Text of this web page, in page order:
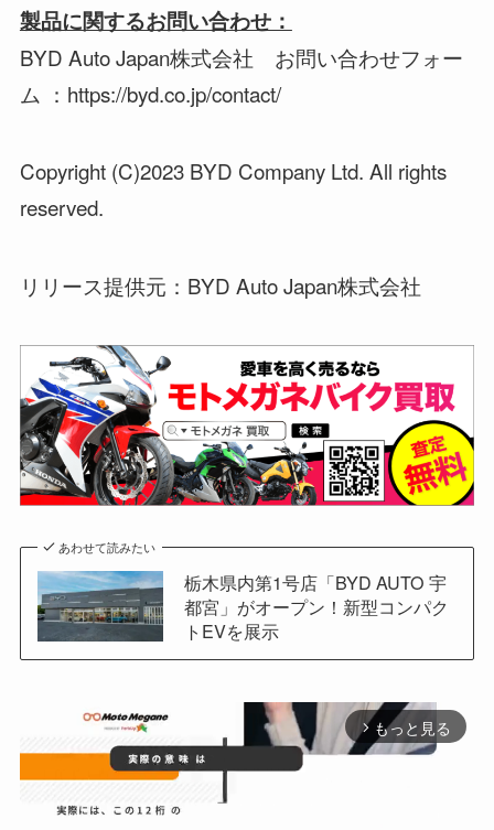
製品に関するお問い合わせ：
BYD Auto Japan株式会社 お問い合わせフォー
ム ：https://byd.co.jp/contact/
Copyright (C)2023 BYD Company Ltd. All rights
reserved.
リリース提供元：BYD Auto Japan株式会社
あわせて読みたい
栃木県内第1号店「BYD AUTO 宇
都宮」がオープン！新型コンパク
トEVを展示
arrow_forward_ios もっと見る